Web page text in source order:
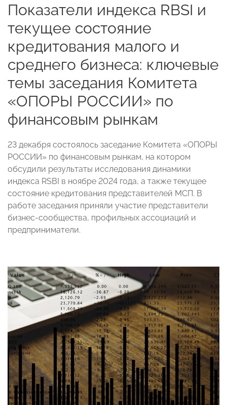
Показатели индекса RBSI и
текущее состояние
кредитования малого и
среднего бизнеса: ключевые
темы заседания Комитета
«ОПОРЫ РОССИИ» по
финансовым рынкам
23 декабря состоялось заседание Комитета «ОПОРЫ
РОССИИ» по финансовым рынкам, на котором
обсудили результаты исследования динамики
индекса RSBI в ноябре 2024 года, а также текущее
состояние кредитования представителей МСП. В
работе заседания приняли участие представители
бизнес-сообщества, профильных ассоциаций и
предприниматели.